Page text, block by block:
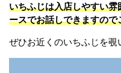
いちふじは入店しやすい
ースでお話しできますので
ぜひお近くのいちふじを